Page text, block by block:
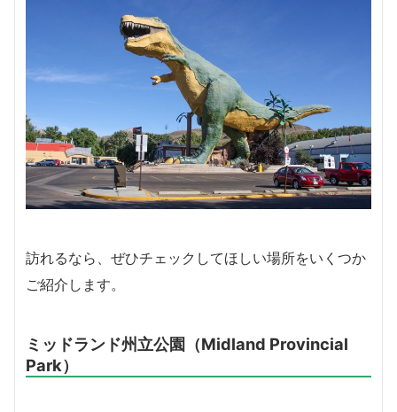
訪れるなら、ぜひチェックしてほしい場所をいくつか
ご紹介します。
ミッドランド州立公園（Midland Provincial
Park）